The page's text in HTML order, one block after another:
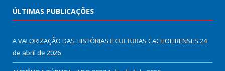
ÚLTIMAS PUBLICAÇÕES
A VALORIZAÇÃO DAS HISTÓRIAS E CULTURAS CACHOEIRENSES 24
de abril de 2026